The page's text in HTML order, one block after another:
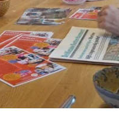
info@lsabewoners.nl